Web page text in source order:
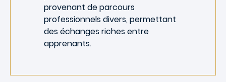
provenant de parcours
professionnels divers, permettant
des échanges riches entre
apprenants.